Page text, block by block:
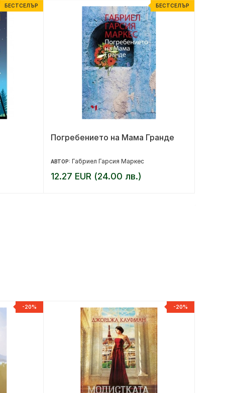
БЕСТСЕЛЪР БЕСТСЕЛЪР
Погребението на Мама Гранде
АВТОР: Габриел Гарсия Маркес
12.27 EUR (24.00 лв.)
-20% -20%